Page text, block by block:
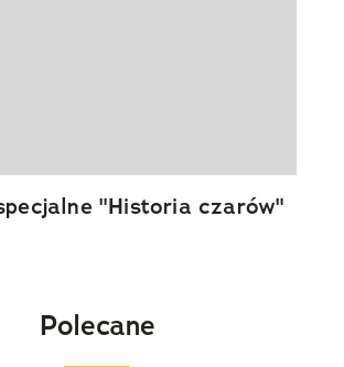
"Historia czarów"
Polecane